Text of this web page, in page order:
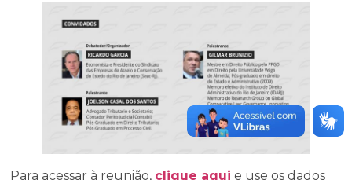
Para acessar à reunião, clique aqui e use os dados